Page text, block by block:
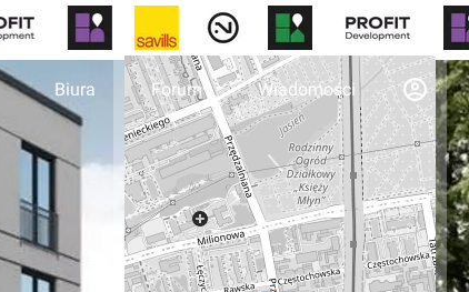
Biura Forum Wiadomości